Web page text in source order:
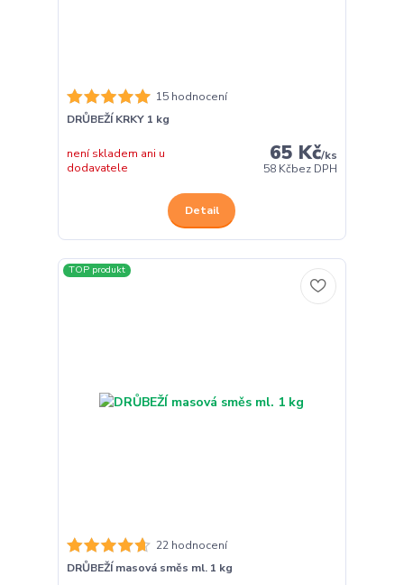
15 hodnocení
DRŮBEŽÍ KRKY 1 kg
65 Kč/ks
58 Kčbez DPH
není skladem ani u
dodavatele
Detail
TOP produkt
22 hodnocení
DRŮBEŽÍ masová směs ml. 1 kg